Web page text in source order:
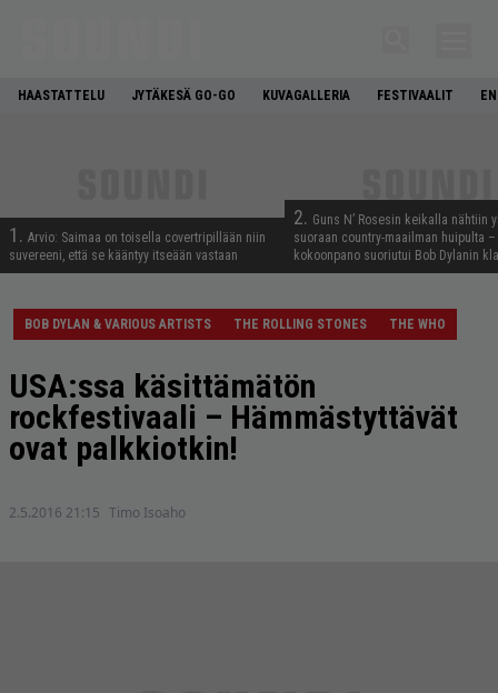
HAASTATTELU JYTÄKESÄ GO-GO KUVAGALLERIA FESTIVAALIT
1. Arvio: Saimaa on toisella covertripillään niin
suvereeni, että se kääntyy itseään vastaan
2. Guns N’ Rosesin keikalla nähtiin
suoraan country-maailman huipulta
kokoonpano suoriutui Bob Dylanin
BOB DYLAN & VARIOUS ARTISTS THE ROLLING STONES THE WHO
USA:ssa käsittämätön
rockfestivaali – Hämmästyttävät
ovat palkkiotkin!
2.5.2016 21:15 Timo Isoaho